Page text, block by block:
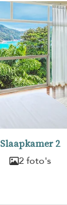
Slaapkamer 2
2 foto's